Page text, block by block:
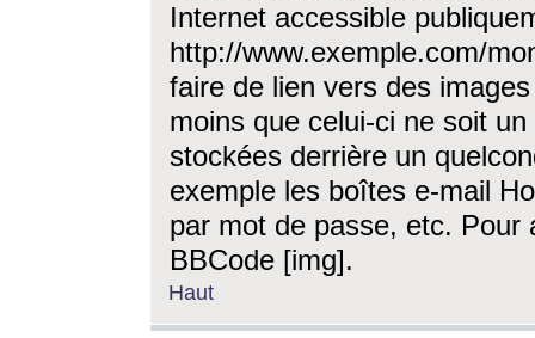
Internet accessible
http://www.exemple.com/
faire de lien vers des
moins que celui-ci ne soit
stockées derrière un
exemple les boîtes e-mail
par mot de passe, etc. Pour
BBCode [img].
Haut